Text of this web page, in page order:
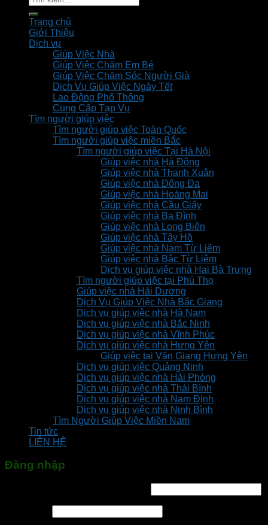
kiếm:
Trang chủ
Giới Thiệu
Dịch vụ
Giúp Việc Nhà
Giúp Việc Chăm Em Bé
Giúp Việc Chăm Sóc Người Già
Dịch Vụ Giúp Việc Ngày Tết
Lao Động Phổ Thông
Cung Cấp Tạp Vụ
Tìm người giúp việc
Tìm người giúp việc Toàn Quốc
Tìm người giúp việc miền Bắc
Tìm người giúp việc Tại Hà Nội
Giúp việc nhà Hà Đông
Giúp việc nhà Thanh Xuân
Giúp việc nhà Đống Đa
Giúp việc nhà Hoàng Mai
Giúp việc nhà Cầu Giấy
Giúp việc nhà Ba Đình
Giúp việc nhà Long Biên
Giúp việc nhà Tây Hồ
Giúp việc nhà Nam Từ Liêm
Giúp việc nhà Bắc Từ Liêm
Dịch vụ giúp việc nhà Hai Bà Trưng
Tìm người giúp việc tại Phú Thọ
Giúp việc nhà Hải Dương
Dịch Vụ Giúp Việc Nhà Bắc Giang
Dịch vụ giúp việc nhà Hà Nam
Dịch vụ giúp việc nhà Bắc Ninh
Dịch vụ giúp việc nhà Vĩnh Phúc
Dịch vụ giúp việc nhà Hưng Yên
Giúp việc tại Văn Giang Hưng Yên
Dịch vụ giúp việc Quảng Ninh
Dịch vụ giúp việc nhà Hải Phòng
Dịch vụ giúp việc nhà Thái Bình
Dịch vụ giúp việc nhà Nam Định
Dịch vụ giúp việc nhà Ninh Bình
Tìm Người Giúp Việc Miền Nam
Tin tức
LIÊN HỆ
Đăng nhập